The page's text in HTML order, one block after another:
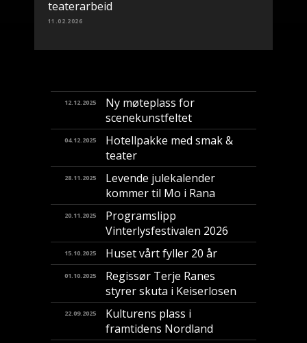
teaterarbeid
11.02.2026
12.12.2025
Ny møteplass for
scenekunstfeltet
04.12.2025
Hotellpakke med smak &
teater
28.11.2025
Levende julekalender
kommer til Mo i Rana
20.11.2025
Programslipp
Vinterlysfestivalen 2026
15.10.2025 Huset vårt fyller 20 år
01.10.2025
Regissør Terje Ranes
styrer skuta i Keiserlosen
22.09.2025
Kulturens plass i
framtidens Nordland